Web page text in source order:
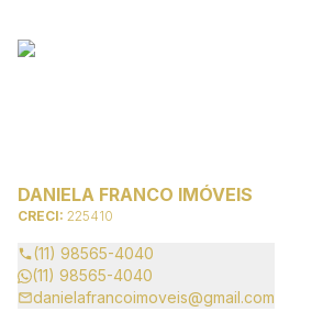
DANIELA FRANCO IMÓVEIS
CRECI: 225410
(11) 98565-4040
(11) 98565-4040
danielafrancoimoveis@gmail.com